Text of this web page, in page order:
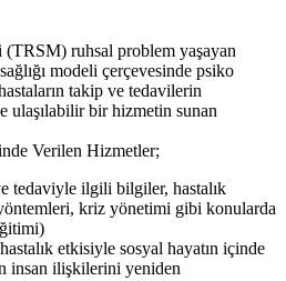
(TRSM) ruhsal problem yaşayan
modeli çerçevesinde psiko
takip ve tedavilerin
ulaşılabilir bir hizmetin sunan
Verilen Hizmetler;
tedaviyle ilgili bilgiler, hastalık
kriz yönetimi gibi konularda
etkisiyle sosyal hayatın içinde
insan ilişkilerini yeniden